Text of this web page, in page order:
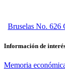
Bruselas No. 626
Información de
Memoria